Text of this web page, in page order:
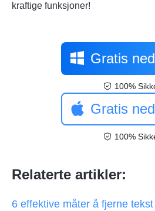
kraftige funksjoner!
Gratis
100%
Gratis
100%
Relaterte artikler:
6 effektive måter å fjerne